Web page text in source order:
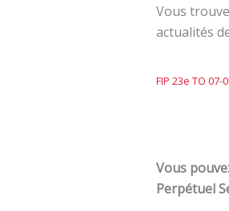
Vous
actualités
FIP 23e TO 07-
Vous
Perpétuel